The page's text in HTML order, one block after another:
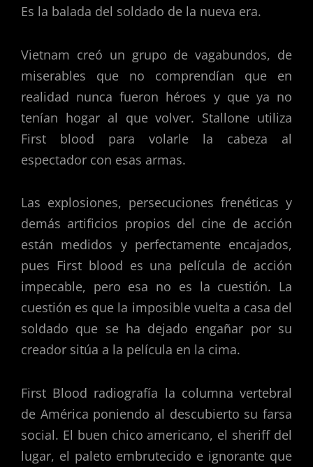
Es la balada del soldado de la nueva era.
Vietnam creó un grupo de vagabundos, de
miserables que no comprendían que en
realidad nunca fueron héroes y que ya no
tenían hogar al que volver. Stallone utiliza
First blood para volarle la cabeza al
espectador con esas armas.
Las explosiones, persecuciones frenéticas y
demás artificios propios del cine de acción
están medidos y perfectamente encajados,
pues First blood es una película de acción
impecable, pero esa no es la cuestión. La
cuestión es que la imposible vuelta a casa del
soldado que se ha dejado engañar por su
creador sitúa a la película en la cima.
First Blood radiografía la columna vertebral
de América poniendo al descubierto su farsa
social. El buen chico americano, el sheriff del
lugar, el paleto embrutecido e ignorante que